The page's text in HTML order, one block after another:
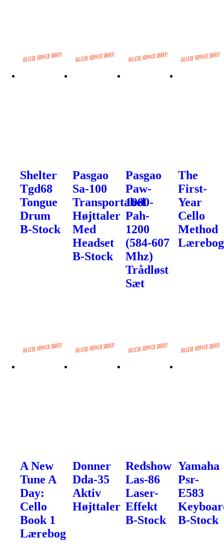
Shelter
Tgd68
Tongue
Drum
B-Stock
Pasgao
Sa-100
Transportabel
Højttaler
Med
Headset
B-Stock
Pasgao
Paw-
1000-
Pah-
1200
(584-607
Mhz)
Trådløst
Sæt
The
First-
Year
Cello
Method
Lærebog
A New
Tune A
Day:
Cello
Book 1
Lærebog
Donner
Dda-35
Aktiv
Højttaler
Redshow
Las-86
Laser-
Effekt
B-Stock
Yamaha
Psr-
E583
B-Stock